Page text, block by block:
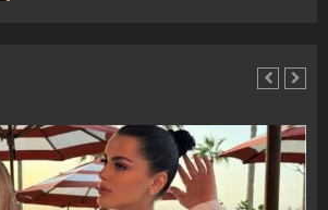
MARCH 25, 2025
“Ai që drejtonte makinën më